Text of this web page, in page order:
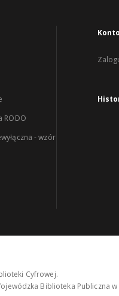
RODO
- wzór
Cyfrowej.
Biblioteka Publiczna